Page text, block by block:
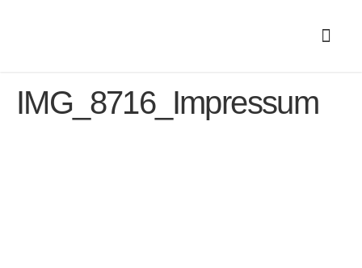
IMG_8716_Impressum